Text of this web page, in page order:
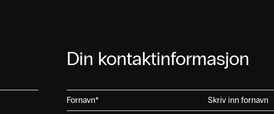
Din kontaktinformasjon
Fornavn*